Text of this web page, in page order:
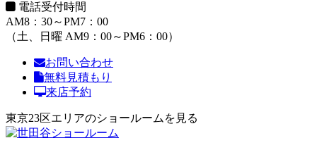
電話受付時間
AM8：30～PM7：00
（土、日曜 AM9：00～PM6：00）
お問い合わせ
無料見積もり
来店予約
東京23区エリアのショールームを見る